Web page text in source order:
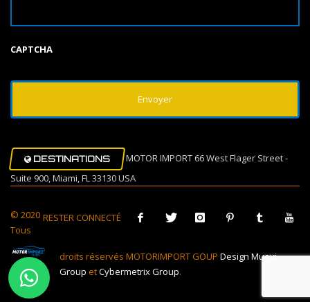
CAPTCHA
DESTINATIONS
MOTOR IMPORT 66 West Flager Street -
Suite 900, Miami, FL 33130 USA
RESTER CONNECTÉ
© 2020
Tous
droits réservés MOTORIMPORT GOUP Design Muovi
Group etCybermetrix Group.